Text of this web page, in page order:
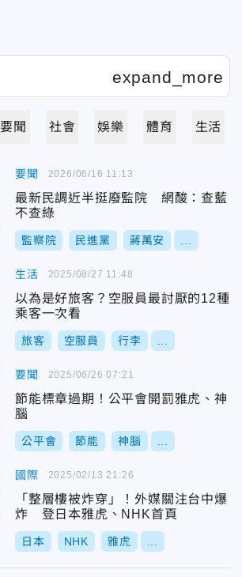
要聞 社會 娛樂 體育 生活
要聞
最新民調近半挺廢監院 網酸：查藍
不查綠
監察院 民進黨 蔣萬安
2026/06/16 11:13
生活
以為是好旅客？空服員最討厭的12種
乘客一次看
旅客 空服員 行李
2025/08/27 11:48
要聞
節能標章過期！公平會開罰雅虎、神
腦
公平會 節能 神腦
2025/06/26 07:21
國際
「整層樓被炸穿」！外媒關注台中爆
炸 登日本雅虎、NHK首頁
日本 NHK 雅虎
2025/02/13 21:26